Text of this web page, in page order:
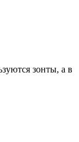
зонты, а в